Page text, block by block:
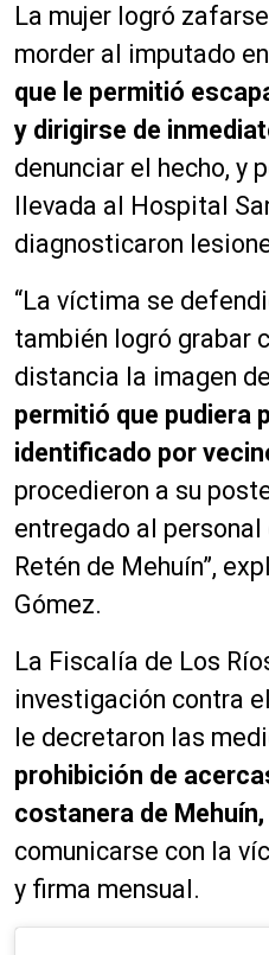
La mujer logró
morder al imputado
que le permitió
y dirigirse de
denunciar el hecho, y
llevada al Hospital
diagnosticaron
“La víctima se
también logró grabar
distancia la imagen
permitió que pudiera
identificado por
procedieron a su
entregado al
Retén de Mehuín”,
Gómez.
La Fiscalía de Los
investigación contra
le decretaron las
prohibición de
costanera de Mehuín,
comunicarse con la
y firma mensual.